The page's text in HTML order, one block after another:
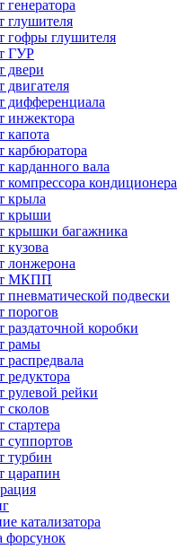
генератора
глушителя
гофры глушителя
ГУР
двери
двигателя
дифференциала
инжектора
капота
карбюратора
карданного вала
компрессора кондиционера
крыла
крыши
крышки багажника
кузова
лонжерона
МКПП
пневматической подвески
порогов
раздаточной коробки
рамы
распредвала
редуктора
рулевой рейки
сколов
стартера
суппортов
турбин
царапин
катализатора
форсунок